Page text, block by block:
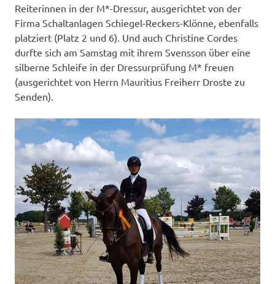
Reiterinnen in der M*-Dressur, ausgerichtet von der
Firma Schaltanlagen Schiegel-Reckers-Klönne, ebenfalls
platziert (Platz 2 und 6). Und auch Christine Cordes
durfte sich am Samstag mit ihrem Svensson über eine
silberne Schleife in der Dressurprüfung M* freuen
(ausgerichtet von Herrn Mauritius Freiherr Droste zu
Senden).